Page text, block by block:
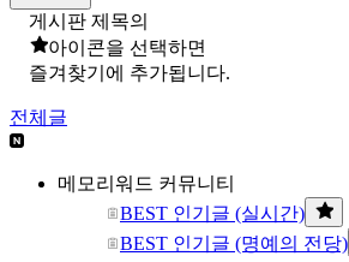
게시판 제목의
아이콘을 선택하면
즐겨찾기에 추가됩니다.
전체글
메모리워드 커뮤니티
BEST 인기글 (실시간)
BEST 인기글 (명예의 전당)